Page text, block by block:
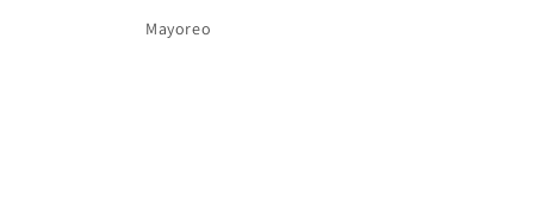
Mayoreo